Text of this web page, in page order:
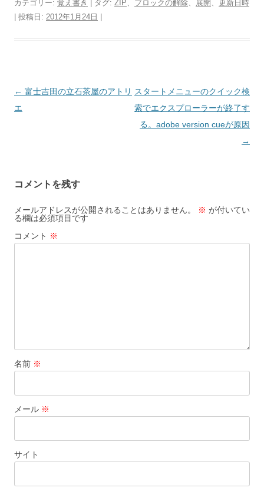
カテゴリー: 覚え書き | タグ: ZIP ブロックの解除 展開
更新日時
| 投稿日: 2012年1月24日 |
投
稿
シ
ョ
ン
← 富士吉田の立石茶屋のアトリ
エ
スタートメニューのクイック検
索でエクスプローラーが終了す
る。adobe version cueが原因
→
コメントを残す
メールアドレスが公開されることはありません。 ※ が付いてい
る欄は必須項目です
コメント ※
名前 ※
メール ※
サイト